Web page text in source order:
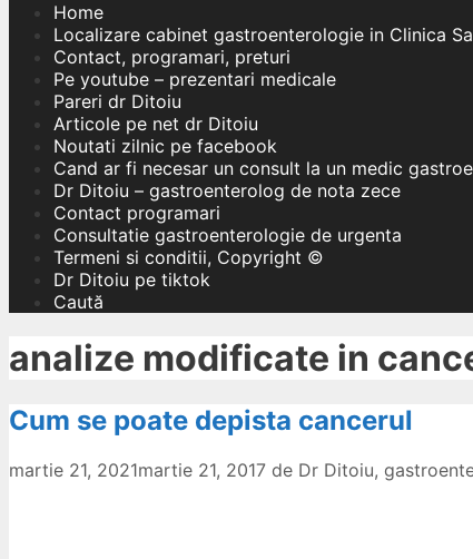
Home
Localizare cabinet gastroenterologie in Clinica
Contact, programari, preturi
Pe youtube – prezentari medicale
Pareri dr Ditoiu
Articole pe net dr Ditoiu
Noutati zilnic pe facebook
Cand ar fi necesar un consult la un medic
Dr Ditoiu – gastroenterolog de nota zece
Contact programari
Consultatie gastroenterologie de urgenta
Termeni si conditii, Copyright ©
Dr Ditoiu pe tiktok
Caută
analize modificate in
Cum se poate depista cancerul
martie 21, 2021martie 21, 2017 de Dr Ditoiu,